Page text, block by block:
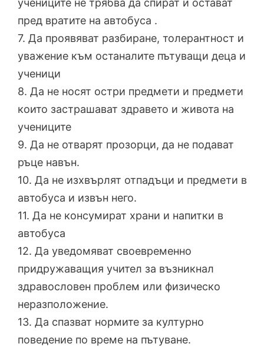
учениците не трябва да спират и остават
пред вратите на автобуса .
7. Да проявяват разбиране, толерантност и
уважение към останалите пътуващи деца и
ученици
8. Да не носят остри предмети и предмети
които застрашават здравето и живота на
учениците
9. Да не отварят прозорци, да не подават
ръце навън.
10. Да не изхвърлят отпадъци и предмети в
автобуса и извън него.
11. Да не консумират храни и напитки в
автобуса
12. Да уведомяват своевременно
придружаващия учител за възникнал
здравословен проблем или физическо
неразположение.
13. Да спазват нормите за културно
поведение по време на пътуване.